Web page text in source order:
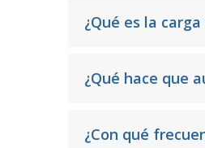
¿Qué es la
¿Qué hace que
¿Con qué